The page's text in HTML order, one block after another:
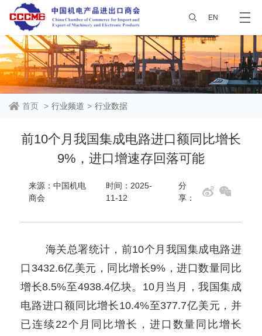
EN
首页 > 行业频道 > 行业数据
前10个月我国集成电路进口额同比增长
9%，进口增速存回落可能
来源：中国机电
商会
时间：2025-
11-12
分
享：
海关总署统计， 前10个月我国集成电路进
口 3432.6亿美元，同比增长9% ，进口数量同比
增长8.5%至4938.4亿块。10月当月，我国集成
电路进口额同比增长10.4%至377.7亿美元，并
已连续22个月同比增长，进口数量同比增长